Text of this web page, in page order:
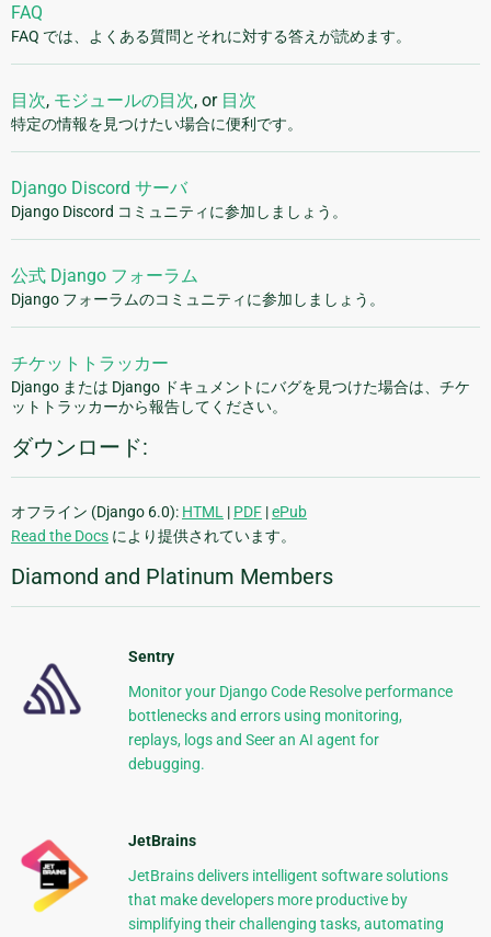
FAQ
FAQ では、よくある質問とそれに対する答えが読めます。
目次, モジュールの目次, or 目次
特定の情報を見つけたい場合に便利です。
Django Discord サーバ
Django Discord コミュニティに参加しましょう。
公式 Django フォーラム
Django フォーラムのコミュニティに参加しましょう。
チケットトラッカー
Django または Django ドキュメントにバグを見つけた場合は、チケ
ットトラッカーから報告してください。
ダウンロード:
オフライン (Django 6.0): HTML | PDF |ePub
Read the Docs により提供されています。
Diamond and Platinum Members
Sentry
Monitor your Django Code Resolve performance
bottlenecks and errors using monitoring,
replays, logs and Seer an AI agent for
debugging.
JetBrains
JetBrains delivers intelligent software solutions
that make developers more productive by
simplifying their challenging tasks, automating